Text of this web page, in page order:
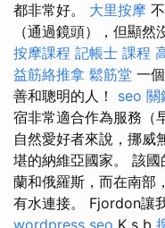
都非常好。 大里按摩
（通過鏡頭），但顯然
按摩課程 記帳士 課程
益筋絡推拿 鬆筋堂 一
善和聰明的人！ seo 關
宿非常適合作為服務（
自然愛好者來說，挪威
堪的納維亞國家。 該
蘭和俄羅斯，而在南部
有水連接。 Fjordon讓
wordpress seo K s b